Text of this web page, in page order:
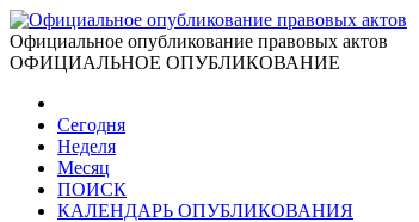
Официальное опубликование правовых актов
ОФИЦИАЛЬНОЕ ОПУБЛИКОВАНИЕ
Сегодня
Неделя
Месяц
ПОИСК
КАЛЕНДАРЬ ОПУБЛИКОВАНИЯ